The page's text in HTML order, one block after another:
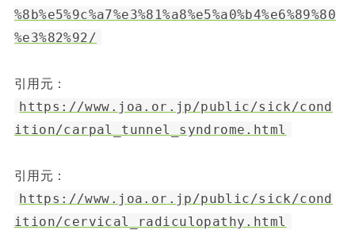
%8b%e5%9c%a7%e3%81%a8%e5%a0%b4%e6%89%80
%e3%82%92/
引用元：
https://www.joa.or.jp/public/sick/cond
ition/carpal_tunnel_syndrome.html
引用元：
https://www.joa.or.jp/public/sick/cond
ition/cervical_radiculopathy.html